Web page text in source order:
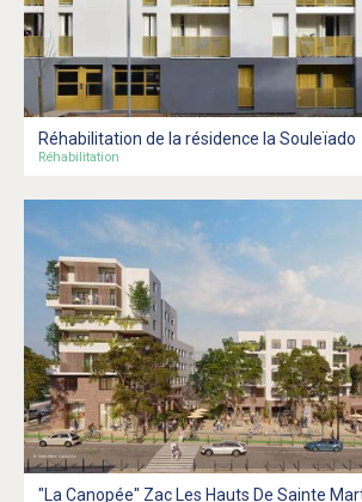
Réhabilitation de la résidence la Souleïado
Réhabilitation
"La Canopée" Zac Les Hauts De Sainte